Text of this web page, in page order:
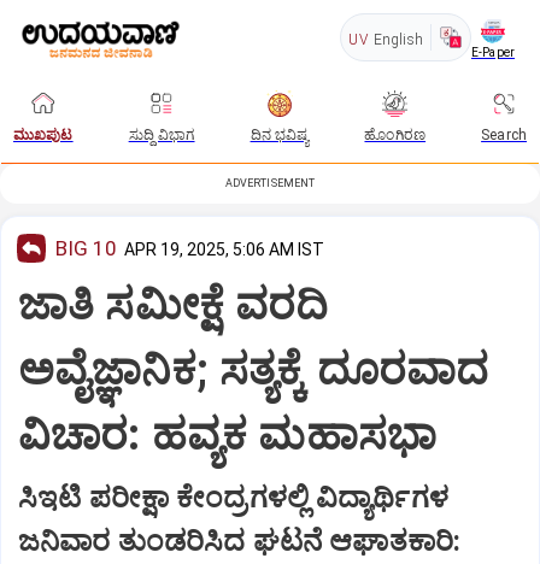
UV English
E-Paper
ಮುಖಪುಟ ಸುದ್ದಿ ವಿಭಾಗ ದಿನ ಭವಿಷ್ಯ ಹೊಂಗಿರಣ Search
ADVERTISEMENT
BIG 10 APR 19, 2025, 5:06 AM IST
ಜಾತಿ ಸಮೀಕ್ಷೆ ವರದಿ
ಅವೈಜ್ಞಾನಿಕ; ಸತ್ಯಕ್ಕೆ ದೂರವಾದ
ವಿಚಾರ: ಹವ್ಯಕ ಮಹಾಸಭಾ
ಸಿಇಟಿ ಪರೀಕ್ಷಾ ಕೇಂದ್ರಗಳಲ್ಲಿ ವಿದ್ಯಾರ್ಥಿಗಳ
ಜನಿವಾರ ತುಂಡರಿಸಿದ ಘಟನೆ ಆಘಾತಕಾರಿ: